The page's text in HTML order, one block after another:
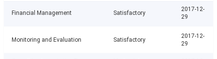
Financial Management Satisfactory
2017-12-
29
Monitoring and Evaluation Satisfactory
2017-12-
29